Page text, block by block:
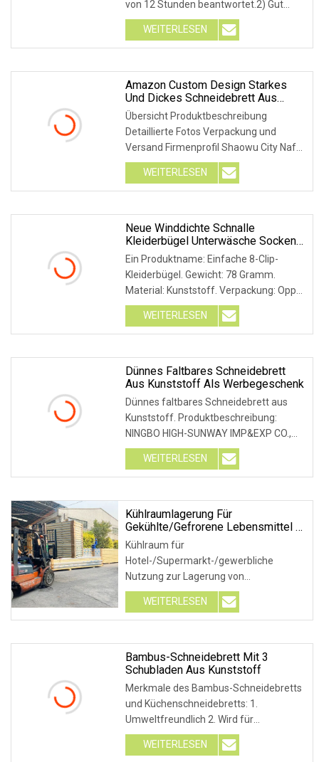
von 12 Stunden beantwortet.2) Gut
ausgebildete und erfahrene Verkäufer
können Ihre Anfragen auf Englisch
beantworten.3) Arbeitszeit: 8:30 bis
WEITERLESEN
Amazon Custom Design Starkes
Und Dickes Schneidebrett Aus
Akazienholz Mit Griff
Übersicht Produktbeschreibung
Detaillierte Fotos Verpackung und
Versand Firmenprofil Shaowu City Nafu
Bamboo and Wood Industry Co., Ltd.
wurde 2003 gegründet und unsere
Fabrik ist etwa 13.113 Quadratmeter
WEITERLESEN
Neue Winddichte Schnalle
Kleiderbügel Unterwäsche Socken
Multifunktions-Kleiderbügel
Rutschfeste 8 Clip Wäscheständer
Ein Produktname: Einfache 8-Clip-
Kleiderbügel. Gewicht: 78 Gramm.
Material: Kunststoff. Verpackung: Opp-
Beutel. Farben: Nordic Beige, Nordic
Pink, Nordic Blue, Nordic Green
WEITERLESEN
Dünnes Faltbares Schneidebrett
Aus Kunststoff Als Werbegeschenk
Dünnes faltbares Schneidebrett aus
Kunststoff. Produktbeschreibung:
NINGBO HIGH-SUNWAY IMP&EXP CO.,
LTD ist ein Hersteller und Händler, der
auf die Forschung, Entwicklung und
Produktion von spezialisiert ist
WEITERLESEN
Kühlraumlagerung Für
Gekühlte/gefrorene Lebensmittel In
Hotels/Supermärkten/gewerblichen
Nutzungen
Kühlraum für
Hotel-/Supermarkt-/gewerbliche
Nutzung zur Lagerung von
gekühlten/gefrorenen Lebensmitteln
Der gefrorene Kühlraum von
Green&Heath verwendet das
Die Kapazität kann bis zu 10 betragen
WEITERLESEN
Bambus-Schneidebrett Mit 3
Schubladen Aus Kunststoff
Merkmale des Bambus-Schneidebretts
und Küchenschneidebretts: 1.
Umweltfreundlich 2. Wird für
Lebensmittel, Gemüse und Fleisch
verwendet. 3. LFGB, FDA-Zulassung für
WEITERLESEN